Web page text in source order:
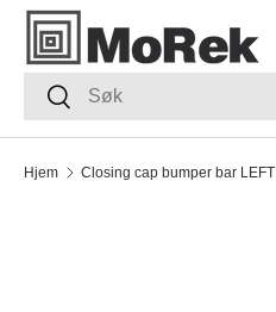
HOPP TIL INNHOLDET
SøkSøk
Hjem Closing cap bumper bar LEFT